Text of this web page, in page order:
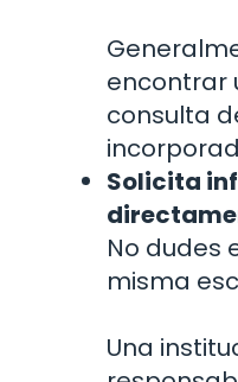
encontrar
consulta
Solicita
No dudes
misma
Una